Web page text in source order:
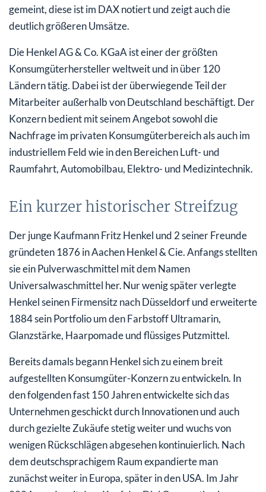
Die Henkel Aktie im Vergleich zum DAX seit Ende
2010
Letzte Unternehmenskennzahlen der Henkel AG und
Dividendenzahlungen der Henkel Aktie
Jahresbeginn 2020
Das sagen die Analysten zur Henkel Aktie
Wichtige (geplante) Termine für die Aktionäre der
gemeint, diese ist im DAX notiert und zeigt auch die
deutlich größeren Umsätze.
Die Henkel AG & Co. KGaA ist einer der größten
Konsumgüterhersteller weltweit und in über 120
Ländern tätig. Dabei ist der überwiegende Teil der
Mitarbeiter außerhalb von Deutschland beschäftigt. Der
Konzern bedient mit seinem Angebot sowohl die
Nachfrage im privaten Konsumgüterbereich als auch im
industriellem Feld wie in den Bereichen Luft- und
Raumfahrt, Automobilbau, Elektro- und Medizintechnik.
Ein kurzer historischer Streifzug
Der junge Kaufmann Fritz Henkel und 2 seiner Freunde
gründeten 1876 in Aachen Henkel & Cie. Anfangs stellten
sie ein Pulverwaschmittel mit dem Namen
Universalwaschmittel her. Nur wenig später verlegte
Henkel seinen Firmensitz nach Düsseldorf und erweiterte
1884 sein Portfolio um den Farbstoff Ultramarin,
Glanzstärke, Haarpomade und flüssiges Putzmittel.
Bereits damals begann Henkel sich zu einem breit
aufgestellten Konsumgüter-Konzern zu entwickeln. In
den folgenden fast 150 Jahren entwickelte sich das
Unternehmen geschickt durch Innovationen und auch
durch gezielte Zukäufe stetig weiter und wuchs von
wenigen Rückschlägen abgesehen kontinuierlich. Nach
dem deutschsprachigem Raum expandierte man
zunächst weiter in Europa, später in den USA. Im Jahr